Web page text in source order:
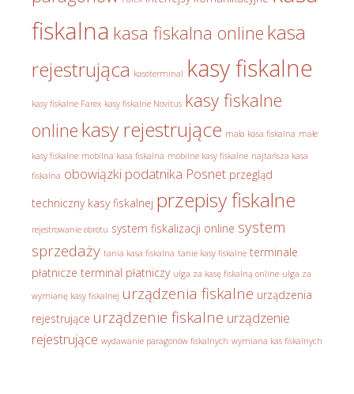
fiskalna kasa fiskalna online kasa
rejestrująca kasoterminal kasy fiskalne
kasy fiskalne Farex kasy fiskalne Novitus kasy fiskalne
online kasy rejestrujące mała kasa fiskalna małe
kasy fiskalne mobilna kasa fiskalna mobilne kasy fiskalne najtańsza kasa
fiskalna obowiązki podatnika Posnet przegląd
techniczny kasy fiskalnej przepisy fiskalne
rejestrowanie obrotu system fiskalizacji online system
sprzedaży tania kasa fiskalna tanie kasy fiskalne terminale
płatnicze terminal płatniczy ulga za kasę fiskalną online ulga za
wymianę kasy fiskalnej urządzenia fiskalne urządzenia
rejestrujące urządzenie fiskalne urządzenie
rejestrujące wydawanie paragonów fiskalnych wymiana kas fiskalnych